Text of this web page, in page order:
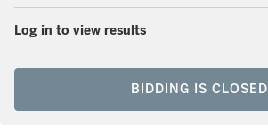
Log in to view results
BIDDING IS CLOSED